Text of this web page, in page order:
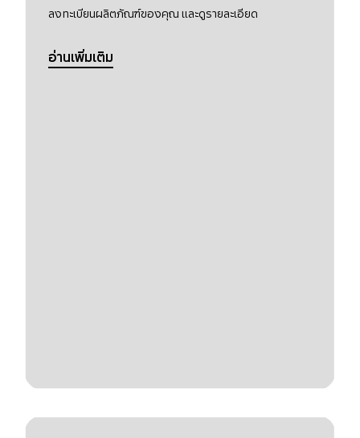
ลงทะเบียนผลิตภัณฑ์ของคุณ และดูรายละเอียด
อ่านเพิ่มเติม